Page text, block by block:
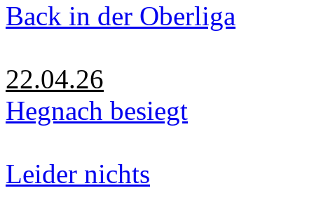
Back in der Oberliga
22.04.26
Hegnach besiegt
Leider nichts